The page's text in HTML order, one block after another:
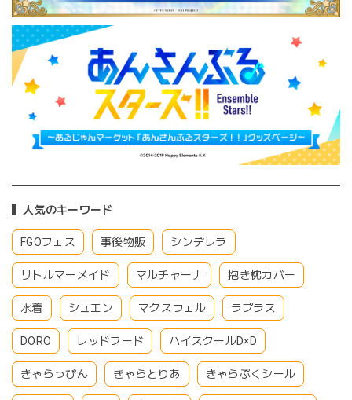
人気のキーワード
FGOフェス 事後物販 シンデレラ
リトルマーメイド マルチャーナ 抱き枕カバー
水着 シュエン マクスウェル ラプラス
DORO レッドフード ハイスクールD×D
きゃらっぴん きゃらとりあ きゃらぷくシール